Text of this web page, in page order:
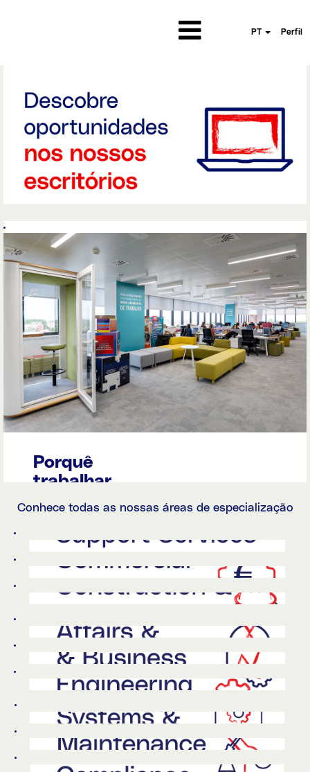
PT Perfil
Porquê
trabalhar
nos
escritórios?
Os escritórios da
que reunimos
equipas
especializadas,
de áreas tão
distintas que
design de
produto à
sistemas. Em
dinâmicos e
Conhece todas as nossas áreas de especialização